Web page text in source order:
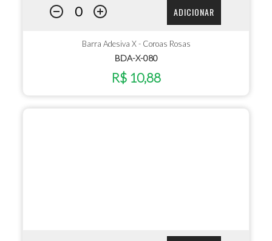
ADICIONAR
Barra Adesiva X - Coroas Rosas
BDA-X-080
R$ 10,88